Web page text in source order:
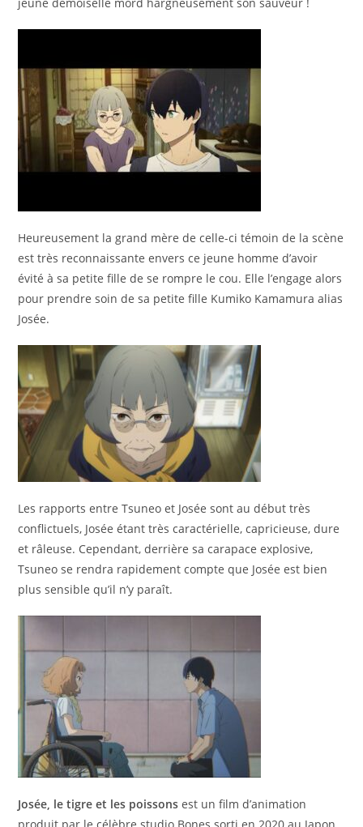
Heureusement la grand mère de celle-ci témoin de la scène
est très reconnaissante envers ce jeune homme d’avoir
évité à sa petite fille de se rompre le cou. Elle l’engage alors
pour prendre soin de sa petite fille Kumiko Kamamura alias
Josée.
Les rapports entre Tsuneo et Josée sont au début très
conflictuels, Josée étant très caractérielle, capricieuse, dure
et râleuse. Cependant, derrière sa carapace explosive,
Tsuneo se rendra rapidement compte que Josée est bien
plus sensible qu’il n’y paraît.
Josée, le tigre et les poissons est un film d’animation